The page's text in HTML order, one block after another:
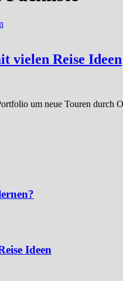
vielen Reise Ideen
um neue Touren
Ideen